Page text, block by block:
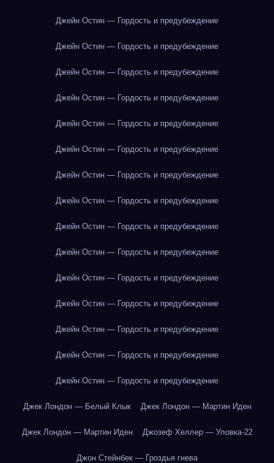
Джейн Остин — Гордость и предубеждение
Джейн Остин — Гордость и предубеждение
Джейн Остин — Гордость и предубеждение
Джейн Остин — Гордость и предубеждение
Джейн Остин — Гордость и предубеждение
Джейн Остин — Гордость и предубеждение
Джейн Остин — Гордость и предубеждение
Джейн Остин — Гордость и предубеждение
Джейн Остин — Гордость и предубеждение
Джейн Остин — Гордость и предубеждение
Джейн Остин — Гордость и предубеждение
Джейн Остин — Гордость и предубеждение
Джейн Остин — Гордость и предубеждение
Джейн Остин — Гордость и предубеждение
Джейн Остин — Гордость и предубеждение
Джек Лондон — Белый Клык Джек Лондон — Мартин Иден
Джек Лондон — Мартин Иден Джозеф Хеллер — Уловка-22
Джон Стейнбек — Гроздья гнева